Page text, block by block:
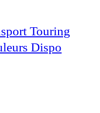
Touring
Dispo